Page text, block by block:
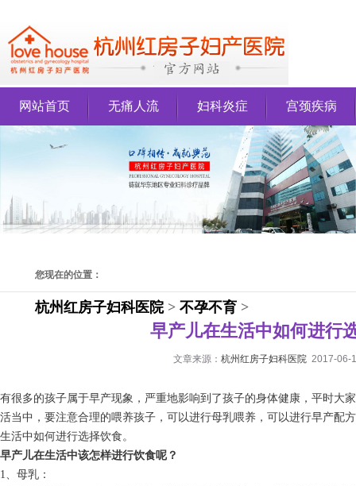
网站首页 无痛人流 妇科炎症 宫颈疾病
您现在的位置：
杭州红房子妇科医院> 不孕不育 >
早产儿在生活中如何进行
文章来源： 杭州红房子妇科医院 2017-06-
有很多的孩子属于早产现象，严重地影响到了孩子的身体健康，平时大
活当中，要注意合理的喂养孩子，可以进行母乳喂养，可以进行早产配
生活中如何进行选择饮食。
早产儿在生活中该怎样进行饮食呢？
1、母乳：